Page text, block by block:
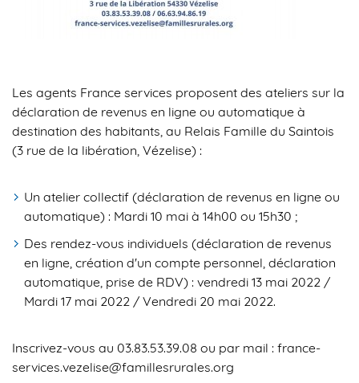
Les agents France services proposent des ateliers sur la
déclaration de revenus en ligne ou automatique à
destination des habitants, au Relais Famille du Saintois
(3 rue de la libération, Vézelise) :
Un atelier collectif (déclaration de revenus en ligne ou
automatique) : Mardi 10 mai à 14h00 ou 15h30 ;
Des rendez-vous individuels (déclaration de revenus
en ligne, création d'un compte personnel, déclaration
automatique, prise de RDV) : vendredi 13 mai 2022 /
Mardi 17 mai 2022 / Vendredi 20 mai 2022.
Inscrivez-vous au 03.83.53.39.08 ou par mail : france-
services.vezelise@famillesrurales.org